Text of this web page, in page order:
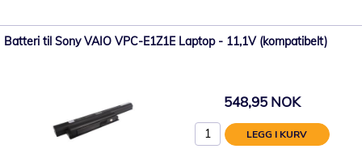
Batteri til Sony VAIO VPC-E1Z1E Laptop - 11,1V (kompatibelt)
548,95 NOK
LEGG I KURV